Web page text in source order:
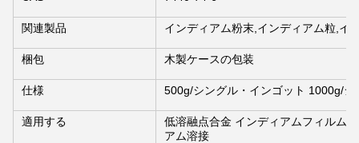
関連製品 インディアム粉末,インディアム粒,イ
梱包 木製ケースの包装
仕様 500g/シングル・インゴット 1000g/シ
適用する
低溶融点合金 インディアムフィルム
アム溶接